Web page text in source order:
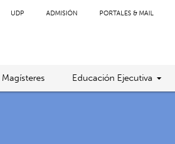
UDP ADMISIÓN PORTALES & MAIL
Magísteres Educación Ejecutiva